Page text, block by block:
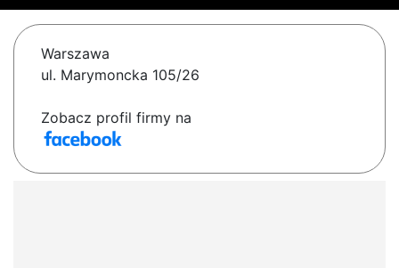
Warszawa
ul. Marymoncka 105/26
Zobacz profil firmy na